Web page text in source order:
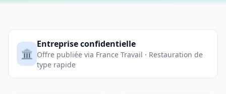
🏛️
Entreprise confidentielle
Offre publiée via France Travail · Restauration de
type rapide